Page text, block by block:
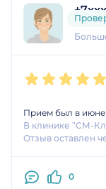
1
Прием был в июне
В клинике "СМ-
Отзыв оставлен
0